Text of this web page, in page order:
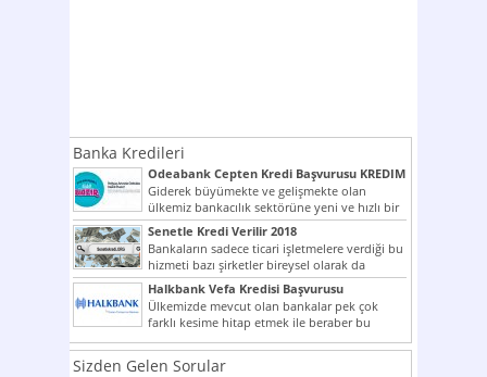
Banka Kredileri
Odeabank Cepten Kredi Başvurusu KREDIM
8444
Giderek büyümekte ve gelişmekte olan
ülkemiz bankacılık sektörüne yeni ve hızlı bir
giriş yapmış olan...
Senetle Kredi Verilir 2018
Bankaların sadece ticari işletmelere verdiği bu
hizmeti bazı şirketler bireysel olarak da
vermektedir. Senetle kredi...
Halkbank Vefa Kredisi Başvurusu
Ülkemizde mevcut olan bankalar pek çok
farklı kesime hitap etmek ile beraber bu
noktada son...
Sizden Gelen Sorular